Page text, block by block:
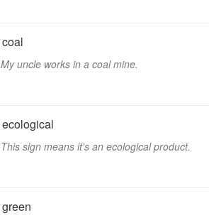
coal
My uncle works in a coal mine.
ecological
This sign means it's an ecological product.
green